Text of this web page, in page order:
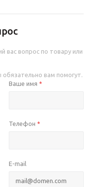
вопрос по товару или
вам помогут.
Ваше имя *
Телефон *
E-mail